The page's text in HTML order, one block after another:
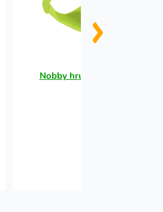
Nobby hrudní postroj XS